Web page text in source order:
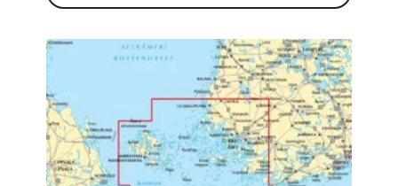
oli:
59,20 €.
on:
54,00 €.